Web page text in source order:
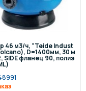
46 м3/ч, "Teide Indust
D=1400мм, 30 м
SIDE фланец 90, полиэ